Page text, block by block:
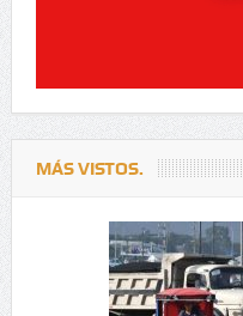
MÁS VISTOS.